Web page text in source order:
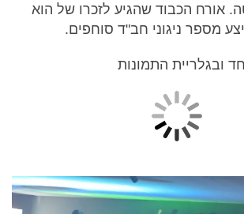
אורח הכבוד שהגיע לזכרו של הוא
מספר ניגוני חב"ד סוחפים.
ובגלריית התמונות